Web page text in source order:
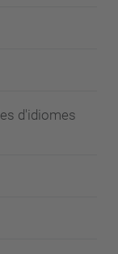
d'idiomes